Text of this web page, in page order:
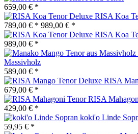
659,00 € *
RISA Koa
789,00 € * 989,00 € *
RISA Koa
989,00 € *
Massivholz
589,00 € *
RISA
679,00 € *
RISA
429,00 € *
koki'o Linde
59,95 € *